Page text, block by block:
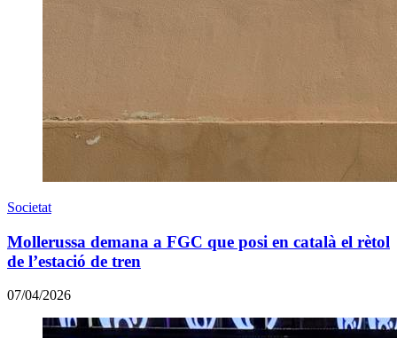
Societat
Mollerussa demana a FGC que posi en català el rètol
de l’estació de tren
07/04/2026